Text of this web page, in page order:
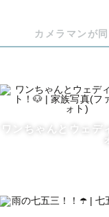
さい！🐶
【対応地域について
メインエリア：大
交通費が往復3000
カメラマンが
ワンちゃんとウェデ